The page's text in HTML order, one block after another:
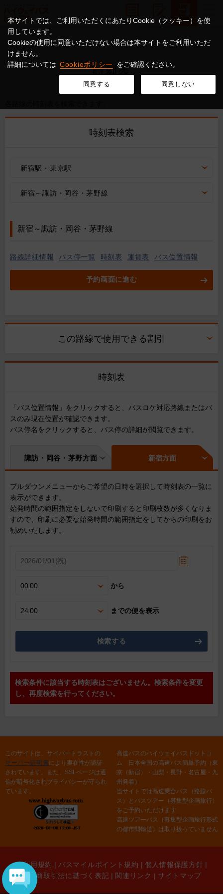
本サイトでは、ご利用いただくにあたりCookie（クッキー）を使
用しています。
Cookieの使用に同意いただけない場合は本サイトをご利用いただ
けません。
詳細については Cookieポリシー をご確認ください。
同意する 同意しない
時刻表
時刻表検索
新宿駅・東京駅
新宿～諏訪・岡谷・茅野線
新宿～諏訪・岡谷・茅野線
路線詳細情報 バス停一覧 時刻表 運賃表 バス位置情報
予約画面に進む
この路線で使用できる割引
時刻表
「バス位置情報」をクリックすると、バスロケ対応路線またはバ
スのみ現在位置が確認できます。
バス停名をクリックすると、バス停の詳細が閲覧できます。
諏訪・岡谷・茅野方面 新宿方面
プルダウンメニューからご希望の日時を選択して時刻表の一覧に
表示ができます。
始発時間の範囲指定をしないで印刷すると印刷枚数が多くなりま
すので、印刷に必要な始発時間の範囲指定をしてからの印刷をお
勧めいたします。
から
までの便を表示
検索する
検索条件に該当する時刻表はございません。検索条件を変更
し、再度検索を行ってください。
このサイトは、サイバートラストの
サーバー証明書により実在性が認証
されています。また、SSLページは通
信が暗号化されプライバシーが守られ
ています。
高速バスのハイウェイバスドットコ
ム 日本全国の高速バス簡単予約（東
京（新宿）・山梨・長野・名古屋・九
州発着）
当サイトでは高速乗合バス（路線バ
ス）とバスツアー（募集型企画旅行）
をご予約いただけます
高速ツアーバス（募集型企画旅行形式
の都市間輸送）は取り扱っていません
ご利用規約 | バスマイルポイント規約 | 個人情報保護方針 |
特定商取引法に基づく表記 | 関連リンク | サイトマップ